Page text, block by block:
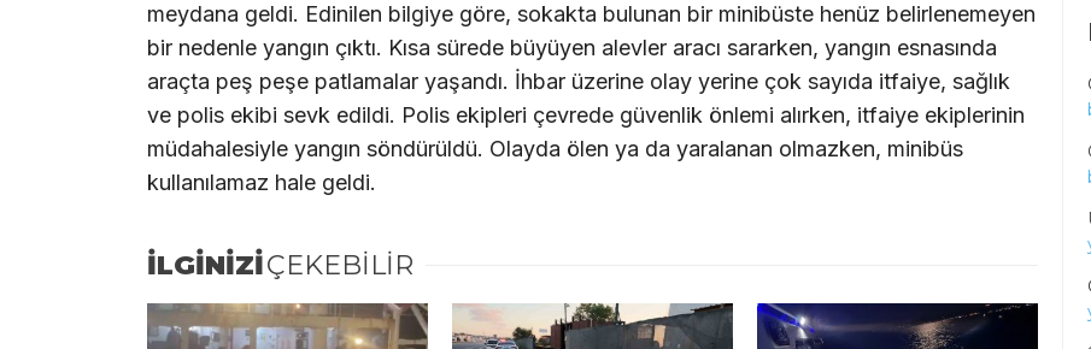
meydana geldi. Edinilen bilgiye göre, sokakta bulunan bir minibüste henüz belirlenemeyen
bir nedenle yangın çıktı. Kısa sürede büyüyen alevler aracı sararken, yangın esnasında
araçta peş peşe patlamalar yaşandı. İhbar üzerine olay yerine çok sayıda itfaiye, sağlık
ve polis ekibi sevk edildi. Polis ekipleri çevrede güvenlik önlemi alırken, itfaiye ekiplerinin
müdahalesiyle yangın söndürüldü. Olayda ölen ya da yaralanan olmazken, minibüs
kullanılamaz hale geldi.
İLGİNİZİÇEKEBİLİR